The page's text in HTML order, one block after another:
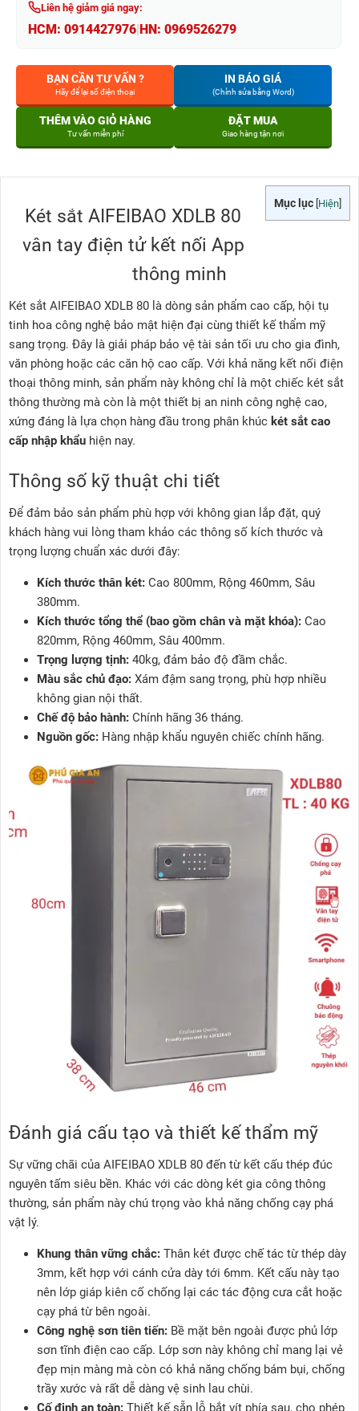
Liên hệ giảm giá ngay:
HCM: 0914427976 HN: 0969526279
BẠN CẦN TƯ VẤN ?
Hãy để lại số điện thoại
IN BÁO GIÁ
(Chỉnh sửa bằng Word)
THÊM VÀO GIỎ HÀNG
Tư vấn miễn phí
ĐẶT MUA
Giao hàng tận nơi
Mục lục Hiện
Két sắt AIFEIBAO XDLB 80
vân tay điện tử kết nối App
thông minh
Két sắt AIFEIBAO XDLB 80 là dòng sản phẩm cao cấp, hội tụ
tinh hoa công nghệ bảo mật hiện đại cùng thiết kế thẩm mỹ
sang trọng. Đây là giải pháp bảo vệ tài sản tối ưu cho gia đình,
văn phòng hoặc các căn hộ cao cấp. Với khả năng kết nối điện
thoại thông minh, sản phẩm này không chỉ là một chiếc két sắt
thông thường mà còn là một thiết bị an ninh công nghệ cao,
xứng đáng là lựa chọn hàng đầu trong phân khúc két sắt cao
cấp nhập khẩu hiện nay.
Thông số kỹ thuật chi tiết
Để đảm bảo sản phẩm phù hợp với không gian lắp đặt, quý
khách hàng vui lòng tham khảo các thông số kích thước và
trọng lượng chuẩn xác dưới đây:
Kích thước thân két: Cao 800mm, Rộng 460mm, Sâu
380mm.
Kích thước tổng thể (bao gồm chân và mặt khóa): Cao
820mm, Rộng 460mm, Sâu 400mm.
Trọng lượng tịnh: 40kg, đảm bảo độ đầm chắc.
Màu sắc chủ đạo: Xám đậm sang trọng, phù hợp nhiều
không gian nội thất.
Chế độ bảo hành: Chính hãng 36 tháng.
Nguồn gốc: Hàng nhập khẩu nguyên chiếc chính hãng.
Đánh giá cấu tạo và thiết kế thẩm mỹ
Sự vững chãi của AIFEIBAO XDLB 80 đến từ kết cấu thép đúc
nguyên tấm siêu bền. Khác với các dòng két gia công thông
thường, sản phẩm này chú trọng vào khả năng chống cạy phá
vật lý.
Khung thân vững chắc: Thân két được chế tác từ thép dày
3mm, kết hợp với cánh cửa dày tới 6mm. Kết cấu này tạo
nên lớp giáp kiên cố chống lại các tác động cưa cắt hoặc
cạy phá từ bên ngoài.
Công nghệ sơn tiên tiến: Bề mặt bên ngoài được phủ lớp
sơn tĩnh điện cao cấp. Lớp sơn này không chỉ mang lại vẻ
đẹp mịn màng mà còn có khả năng chống bám bụi, chống
trầy xước và rất dễ dàng vệ sinh lau chùi.
Cố định an toàn: Thiết kế sẵn lỗ bắt vít phía sau, cho phép